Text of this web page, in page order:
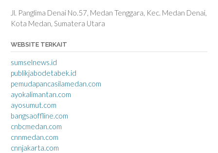
Jl. Panglima Denai No.57, Medan Tenggara, Kec. Medan Denai,
Kota Medan, Sumatera Utara
WEBSITE TERKAIT
sumselnews.id
publikjabodetabek.id
pemudapancasilamedan.com
ayokalimantan.com
ayosumut.com
bangsaoffline.com
cnbcmedan.com
cnnmedan.com
cnnjakarta.com